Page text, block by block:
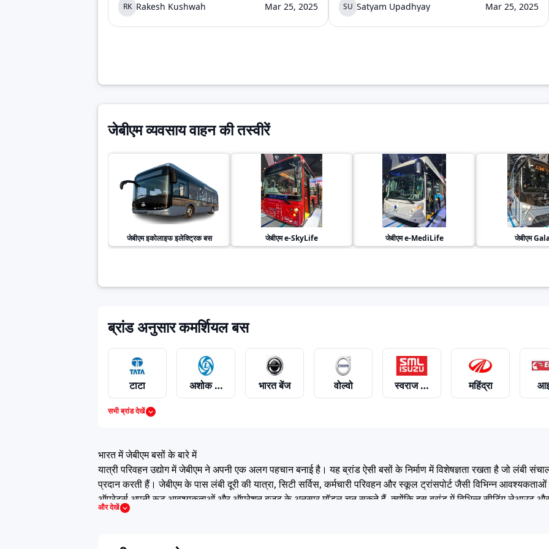
RK Rakesh Kushwah Mar 25, 2025 SU Satyam Upadhyay Mar 25, 2025
जेबीएम व्यवसाय वाहन की तस्वीरें
जेबीएमइकोलाइफ इलेक्ट्रिक बस जेबीएमe-SkyLife जेबीएम e-MediLife जेबीएम
ब्रांड अनुसार कमर्शियल बस
टाटा अशोक लेलैंड भारत बेंज वोल्वो स्वराज माजदा महिंद्रा
सभी ब्रांड देखें
भारत में जेबीएम बसों के बारे में
यात्री परिवहन उद्योग में जेबीएम ने अपनी एक अलग पहचान बनाई है। यह ब्रांड ऐसी बसों के निर्माण में विशेषज्ञता रखता है जो लंबी
प्रदान करती हैं। जेबीएम के पास लंबी दूरी की यात्रा, सिटी सर्विस, कर्मचारी परिवहन और स्कूल ट्रांसपोर्ट जैसी विभिन्न
ऑपरेटर्स अपनी रूट आवश्यकताओं और ऑपरेशन बजट के अनुसार मॉडल चुन सकते हैं, क्योंकि इस ब्रांड में विभिन्न सीटिंग लेआउट और
सेफ्टी फीचर्स और यात्री आराम में लगातार सुधार के कारण जेबीएम बसें परिवहन आवश्यकताओं को पूरा करने के साथ-साथ किफायती
जेबीएम बसों की कीमत सीटिंग क्षमता, चेसिस टाइप, इंजन पावर और कुल कॉन्फ़िगरेशन पर निर्भर करती है। एंट्री-लेवल मॉडल
और देखें